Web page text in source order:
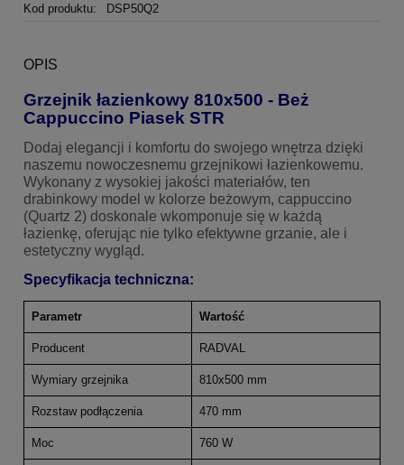
Kod produktu:
DSP50Q2
OPIS
Grzejnik łazienkowy 810x500 - Beż
Cappuccino Piasek STR
Dodaj elegancji i komfortu do swojego wnętrza dzięki
naszemu nowoczesnemu grzejnikowi łazienkowemu.
Wykonany z wysokiej jakości materiałów, ten
drabinkowy model w kolorze beżowym, cappuccino
(Quartz 2) doskonale wkomponuje się w każdą
łazienkę, oferując nie tylko efektywne grzanie, ale i
estetyczny wygląd.
Specyfikacja techniczna:
Parametr Wartość
Producent RADVAL
Wymiary grzejnika 810x500 mm
Rozstaw podłączenia 470 mm
Moc 760 W